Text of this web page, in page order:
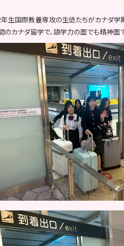
生国際教養専攻の生徒たちがカナダ学
のカナダ留学で、語学力の面でも精神面